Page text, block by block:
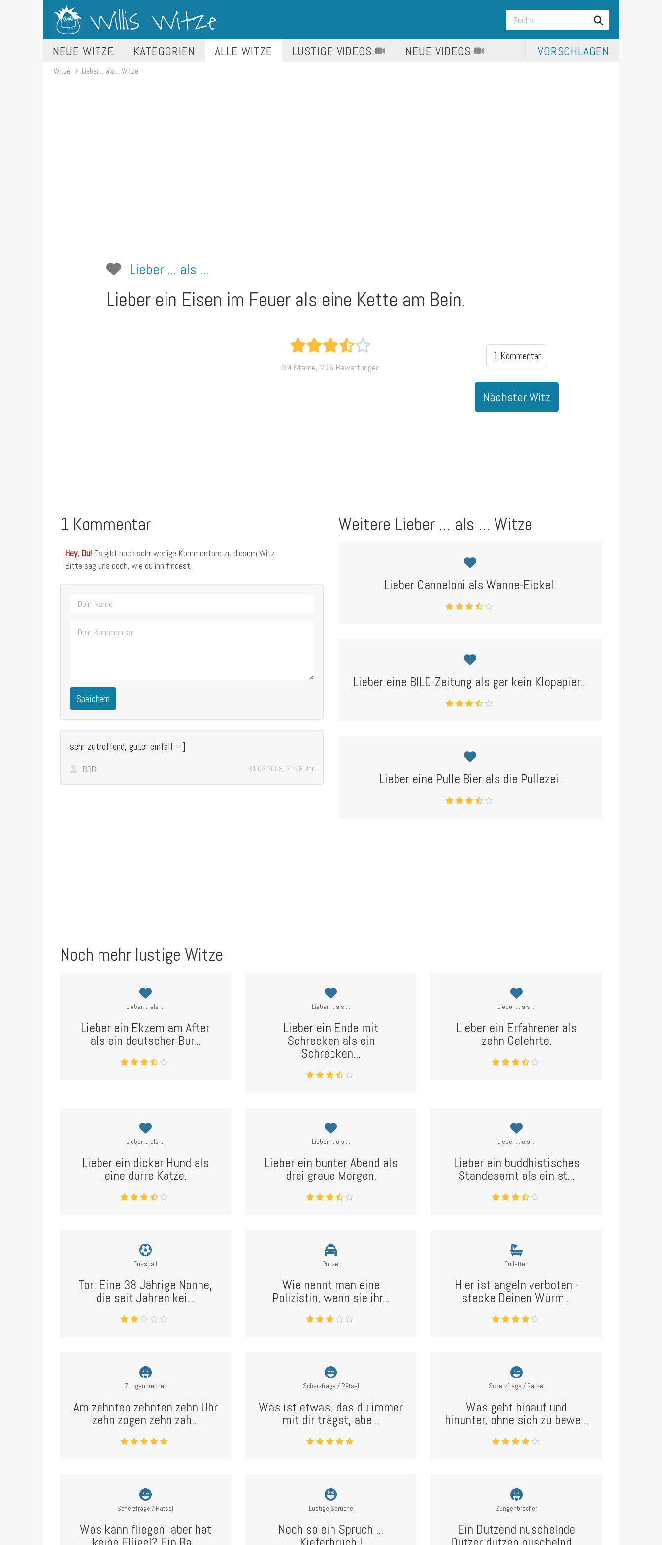
NEUE WITZE KATEGORIEN ALLE WITZE LUSTIGE VIDEOS NEUE VIDEOS VORSCHLAGEN
Witze Lieber ... als ... Witze
Lieber ... als ...
Lieber ein Eisen im Feuer als eine Kette am Bein.
3.4 Sterne, 206 Bewertungen
1 Kommentar
Nächster Witz
1 Kommentar
Hey, Du! Es gibt noch sehr wenige Kommentare zu diesem Witz.
Bitte sag uns doch, wie du ihn findest.
Speichern
sehr zutreffend, guter einfall =]
BBB 31.03.2008, 21:28 Uhr
Weitere Lieber ... als ... Witze
Lieber Canneloni als Wanne-Eickel.
Lieber eine BILD-Zeitung als gar kein Klopapier...
Lieber eine Pulle Bier als die Pullezei.
Noch mehr lustige Witze
Lieber ... als ...
Lieber ein Ekzem am After
als ein deutscher Bur...
Lieber ... als ...
Lieber ein Ende mit
Schrecken als ein
Schrecken...
Lieber ... als ...
Lieber ein Erfahrener als
zehn Gelehrte.
Lieber ... als ...
Lieber ein dicker Hund als
eine dürre Katze.
Lieber ... als ...
Lieber ein bunter Abend als
drei graue Morgen.
Lieber ... als ...
Lieber ein buddhistisches
Standesamt als ein st...
Fussball
Tor: Eine 38 Jährige Nonne,
die seit Jahren kei...
Polizei
Wie nennt man eine
Polizistin, wenn sie ihr...
Toiletten
Hier ist angeln verboten -
stecke Deinen Wurm...
Zungenbrecher
Am zehnten zehnten zehn Uhr
zehn zogen zehn zah...
Scherzfrage / Rätsel
Was ist etwas, das du immer
mit dir trägst, abe...
Scherzfrage / Rätsel
Was geht hinauf und
hinunter, ohne sich zu bewe...
Scherzfrage / Rätsel
Was kann fliegen, aber hat
Lustige Sprüche
Noch so ein Spruch ...
Zungenbrecher
Ein Dutzend nuschelnde